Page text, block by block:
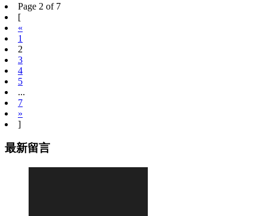
Page 2 of 7
[
«
1
2
3
4
5
...
7
»
]
最新留言